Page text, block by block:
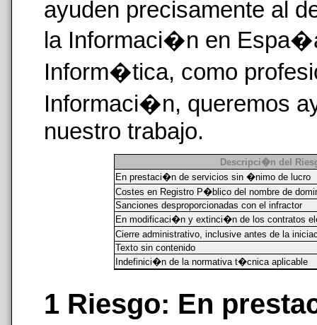
ayuden precisamente al
la Informaci�n en
Inform�tica, como
Informaci�n, queremos
nuestro trabajo.
Descripci�n del
En prestaci�n de servicios sin �nimo de lucro
Costes en Registro P�blico del nombre de
Sanciones desproporcionadas con el infractor
En modificaci�n y extinci�n de los contratos
Cierre administrativo, inclusive antes de la
Texto sin contenido
Indefinici�n de la normativa t�cnica aplicable
1 Riesgo: En